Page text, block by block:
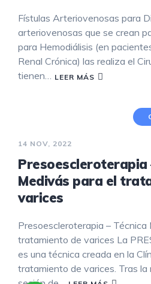
Fístulas Arteriovenosas para
arteriovenosas que se crean
para Hemodiálisis (en
Renal Crónica) las realiza el
tienen… LEER MÁS
14 NOV, 2022
Presoescleroterapia
Medivás para el
varices
Presoescleroterapia – Técnica
tratamiento de varices La
es una técnica creada en la
tratamiento de varices. Tras la